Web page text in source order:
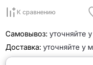
К сравнению
Самовывоз: уточняйте
Доставка: уточняйте у